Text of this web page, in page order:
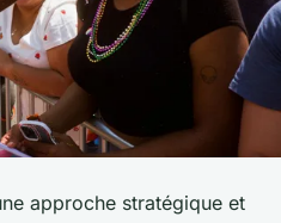
approche stratégique et